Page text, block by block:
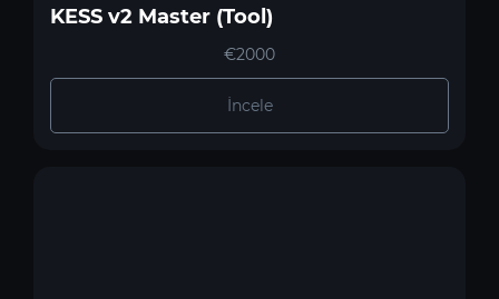
KESS v2 Master (Tool)
€2000
İncele